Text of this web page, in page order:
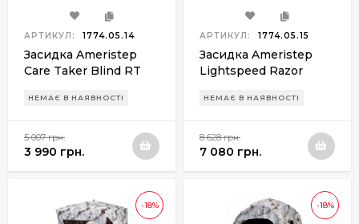
АРТИКУЛ: 1774.05.14
Засидка Ameristep
Care Taker Blind RT
НЕМАЄ В НАЯВНОСТІ
5 007 грн.
3 990 грн.
АРТИКУЛ: 1774.05.15
Засидка Ameristep
Lightspeed Razor
НЕМАЄ В НАЯВНОСТІ
8 628 грн.
7 080 грн.
-18% -18%